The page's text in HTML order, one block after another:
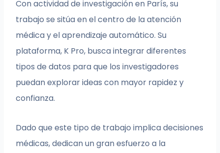
Con actividad de investigación en París, su
trabajo se sitúa en el centro de la atención
médica y el aprendizaje automático. Su
plataforma, K Pro, busca integrar diferentes
tipos de datos para que los investigadores
puedan explorar ideas con mayor rapidez y
confianza.
Dado que este tipo de trabajo implica decisiones
médicas, dedican un gran esfuerzo a la